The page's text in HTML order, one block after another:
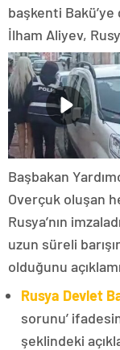
başkenti
İlham Aliyev,
Başbakan
Overçuk oluşan
Rusya’nın
uzun süreli
olduğunu
Rusya Devlet
sorunu’
şeklindeki